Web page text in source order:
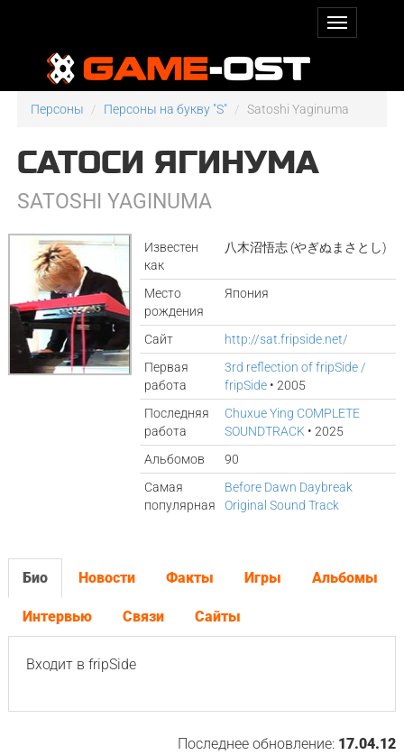
Персоны Персоны на букву "S" Satoshi Yaginuma
САТОСИ ЯГИНУМА
SATOSHI YAGINUMA
Известен
как
八木沼悟志 (やぎぬまさとし)
Место
рождения
Япония
Сайт
http://sat.fripside.net/
Первая
работа
3rd reflection of fripSide /
fripSide • 2005
Последняя
работа
Chuxue Ying COMPLETE
SOUNDTRACK • 2025
Альбомов
90
Самая
популярная
Before Dawn Daybreak
Original Sound Track
Био Новости Факты Игры Альбомы
Интервью Связи Сайты
Входит в fripSide
Последнее обновление: 17.04.12